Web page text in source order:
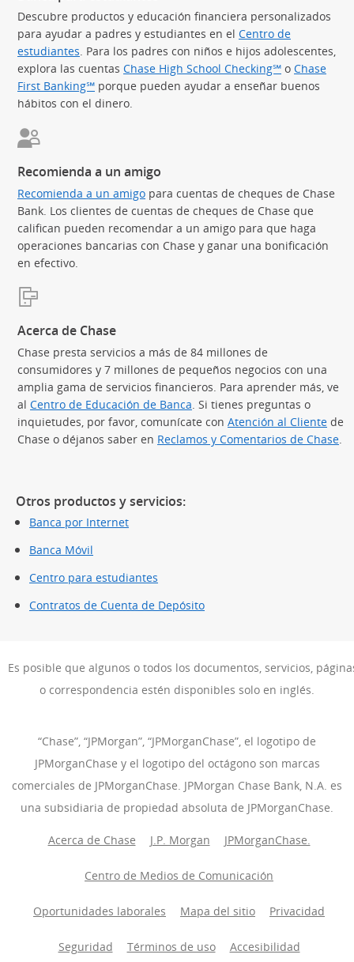
Descubre productos y educación financiera personalizados
para ayudar a padres y estudiantes en el Centro de
estudiantes . Para los padres con niños e hijos adolescentes,
explora las cuentas Chase High School Checking℠ o Chase
First Banking℠ (Se abre en superposición)
porque pueden ayudar a enseñar buenos
hábitos con el dinero.
Recomienda a un amigo
Recomienda a un amigo (Se abre en superposición)
para cuentas de cheques de Chase
Bank. Los clientes de cuentas de cheques de Chase que
califican pueden recomendar a un amigo para que haga
operaciones bancarias con Chase y ganar una bonificación
en efectivo.
Acerca de Chase
Chase presta servicios a más de 84 millones de
consumidores y 7 millones de pequeños negocios con una
amplia gama de servicios financieros. Para aprender más, ve
al Centro de Educación de Banca(Se abre en superposición)
. Si tienes preguntas o
inquietudes, por favor, comunícate con Atención al Cliente de
Chase o déjanos saber en Reclamos y Comentarios de Chase.
Otros productos y servicios:
Banca por Internet
Banca Móvil
Centro para estudiantes
Contratos de Cuenta de Depósito
Es posible que algunos o todos los documentos, servicios,
o correspondencia estén disponibles solo en inglés.
“Chase”, “JPMorgan”, “JPMorganChase”, el logotipo de
JPMorganChase y el logotipo del octágono son marcas
comerciales de JPMorganChase. JPMorgan Chase Bank, N.A. es
una subsidiaria de propiedad absoluta de JPMorganChase.
Acerca de Chase J.P. Morgan (Se abre en superposición)
JPMorganChase.
Centro de Medios de Comunicación
Oportunidades laborales (Se abre en superposición)
Mapa del sitio Privacidad
Seguridad Términos de uso Accesibilidad